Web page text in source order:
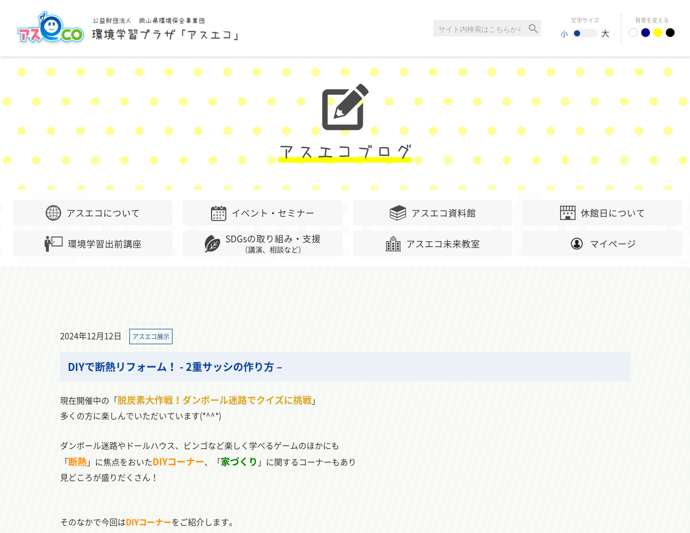
search
文字サイズ
小 大
背景を変える
アスエコについて イベント・セミナー アスエコ資料館 休館日について
環境学習出前講座 SDGsの取り組み・支援
（講演、相談など） アスエコ未来教室 マイページ
2024年12月12日 アスエコ展示
DIYで断熱リフォーム！ - 2重サッシの作り方 –
現在開催中の「脱炭素大作戦！ダンボール迷路でクイズに挑戦」
多くの方に楽しんでいただいています(*^^*)
ダンボール迷路やドールハウス、ビンゴなど楽しく学べるゲームのほかにも
「断熱」に焦点をおいたDIYコーナー、「家づくり 」に関するコーナーもあり
見どころが盛りだくさん！
そのなかで今回はDIYコーナーをご紹介します。